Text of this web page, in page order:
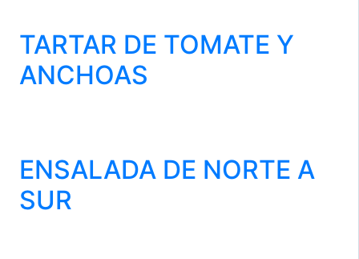
TARTAR DE TOMATE Y
ANCHOAS
ENSALADA DE NORTE A
SUR